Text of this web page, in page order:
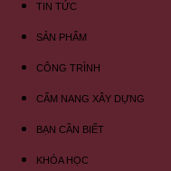
TIN TỨC
SẢN PHẨM
CÔNG TRÌNH
CẨM NANG XÂY DỰNG
BẠN CẦN BIẾT
KHÓA HỌC